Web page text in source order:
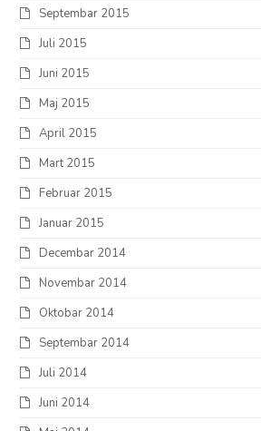
Septembar 2015
Juli 2015
Juni 2015
Maj 2015
April 2015
Mart 2015
Februar 2015
Januar 2015
Decembar 2014
Novembar 2014
Oktobar 2014
Septembar 2014
Juli 2014
Juni 2014